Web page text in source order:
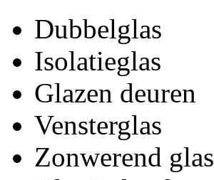
Dubbelglas
Isolatieglas
Glazen deuren
Vensterglas
Zonwerend glas